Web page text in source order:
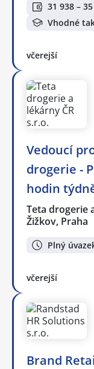
31 938 –
Vhodné
včerejší
Vedoucí
drogerie -
hodin
Teta drogerie
Žižkov, Praha
Plný
včerejší
Brand